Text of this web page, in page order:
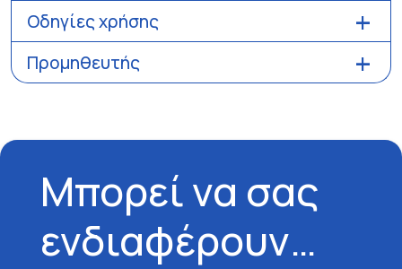
Οδηγίες χρήσης
Προμηθευτής
Μπορεί να σας
ενδιαφέρουν…